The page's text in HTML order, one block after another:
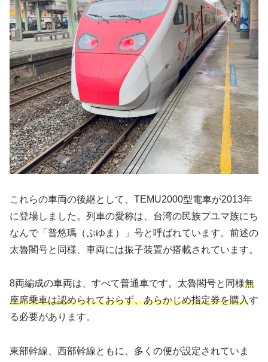
これらの車両の後継として、TEMU2000型電車が2013年
に登場しました。列車の愛称は、台湾の民族プユマ族にち
なんで「普悠瑪（ぷゆま）」号と呼ばれています。前述の
太魯閣号と同様、車両には振子装置が搭載されています。
8両編成の車両は、すべて普通車です。太魯閣号と同様無
座席乗車は認められておらず、あらかじめ指定券を購入す
る必要があります。
東部幹線、西部幹線ともに、多くの便が設定されていま